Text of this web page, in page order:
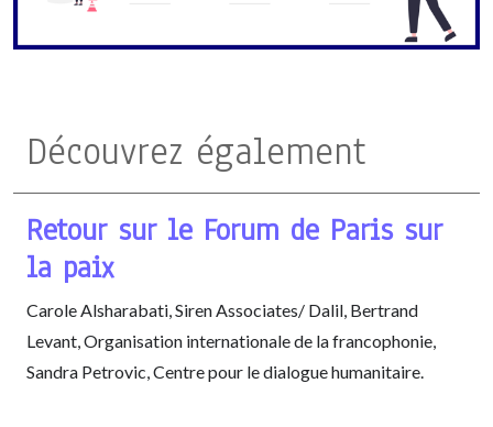
Découvrez également
Retour sur le Forum de Paris sur
la paix
Carole Alsharabati, Siren Associates/ Dalil, Bertrand
Levant, Organisation internationale de la francophonie,
Sandra Petrovic, Centre pour le dialogue humanitaire.